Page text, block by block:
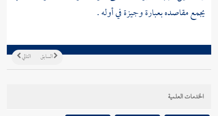
يجمع مقاصده بعبارة وجيزة في أوله .
التالي السابق
الخدمات العلمية